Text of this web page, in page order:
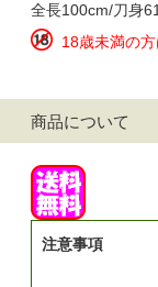
全長100cm/刀身
18歳未満の方
商品について
注意事項